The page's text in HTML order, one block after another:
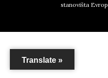
stanovišta
Translate »